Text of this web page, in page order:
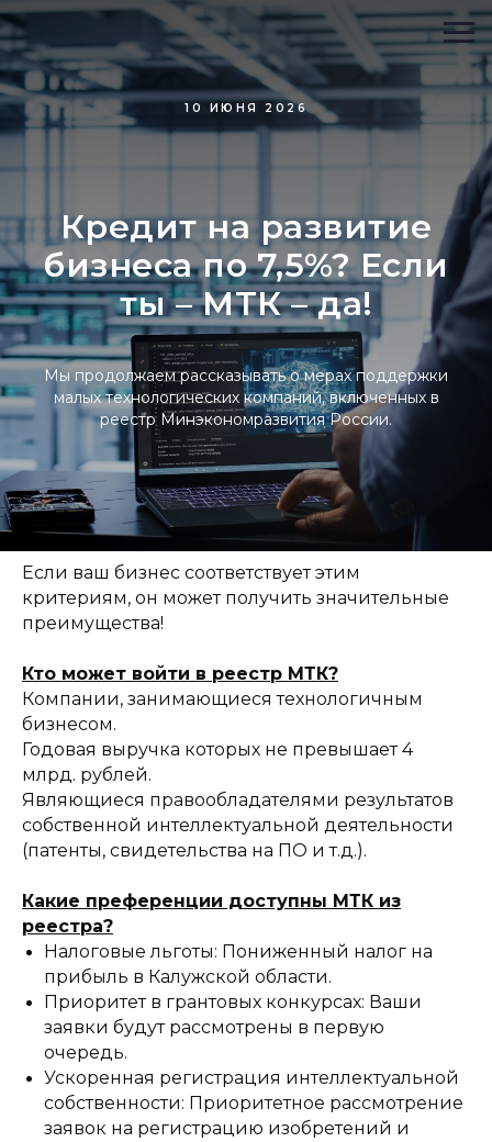
10 ИЮНЯ 2026
Кредит на развитие
бизнеса по 7,5%? Если
ты – МТК – да!
Мы продолжаем рассказывать о мерах поддержки
малых технологических компаний, включенных в
реестр Минэкономразвития России.
Если ваш бизнес соответствует этим
критериям, он может получить значительные
преимущества!
Кто может войти в реестр МТК?
Компании, занимающиеся технологичным
бизнесом.
Годовая выручка которых не превышает 4
млрд. рублей.
Являющиеся правообладателями результатов
собственной интеллектуальной деятельности
(патенты, свидетельства на ПО и т.д.).
Какие преференции доступны МТК из
реестра?
Налоговые льготы: Пониженный налог на
прибыль в Калужской области.
Приоритет в грантовых конкурсах: Ваши
заявки будут рассмотрены в первую
очередь.
Ускоренная регистрация интеллектуальной
собственности: Приоритетное рассмотрение
заявок на регистрацию изобретений и